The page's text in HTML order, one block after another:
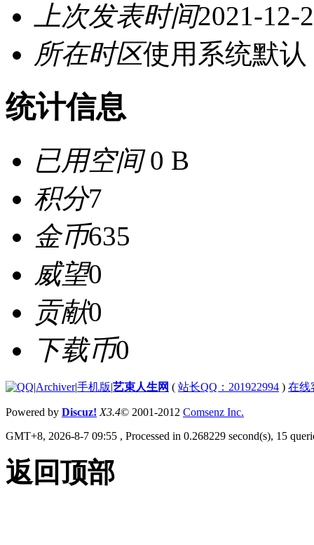
上次发表时间2021-12-
所在时区使用系统默认
统计信息
已用空间0 B
积分7
金币635
威望0
贡献0
下载币0
|Archiver|手机版|艺束人生网 ( 站长QQ：201922994 ) 在线
Powered by Discuz! X3.4© 2001-2012 Comsenz Inc.
GMT+8, 2026-8-7 09:55 , Processed in 0.268229 second(s), 15
返回顶部